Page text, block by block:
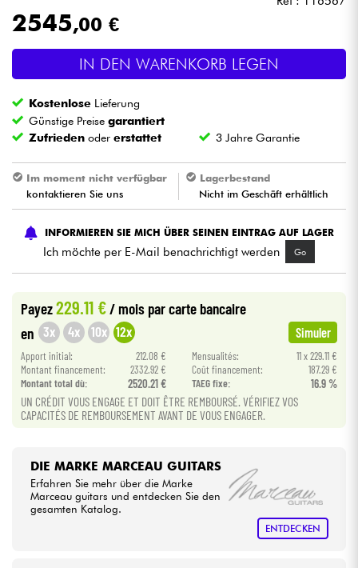
Licht
Drums
Blasinstrumente
Kinder
Bundle
Sehen Sie sich unsere Marken an
2545,00 €
IN DEN WARENKORB LEGEN
Kostenlose Lieferung
Günstige Preisegarantiert
Zufrieden odererstattet 3 Jahre Garantie
Im moment nicht verfügbar
kontaktieren Sie uns
Lagerbestand
Nicht im Geschäft erhältlich
INFORMIEREN SIE MICH ÜBER SEINEN EINTRAG AUF LAGER
Ich möchte per E-Mail benachrichtigt werden Go
Payez229.11 € / mois par carte bancaire
en 3x 4x 10x 12x Simuler
Apport initial: 212.08 € Mensualités:
11 x 229.11 €
Montant financement:
2332.92 € Coût financement:
187.29 €
Montant total dù:
2520.21 € TAEG fixe: 16.9 %
UN CRÉDIT VOUS ENGAGE ET DOIT ÊTRE REMBOURSÉ. VÉRIFIEZ VOS
CAPACITÉS DE REMBOURSEMENT AVANT DE VOUS ENGAGER.
DIE MARKE MARCEAU GUITARS
Erfahren Sie mehr über die Marke
Marceau guitars und entdecken Sie den
gesamten Katalog.
ENTDECKEN